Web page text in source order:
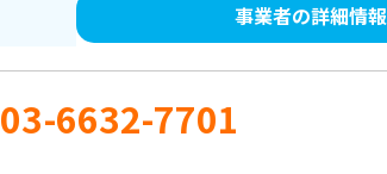
事業者の詳細情
03-6632-7701